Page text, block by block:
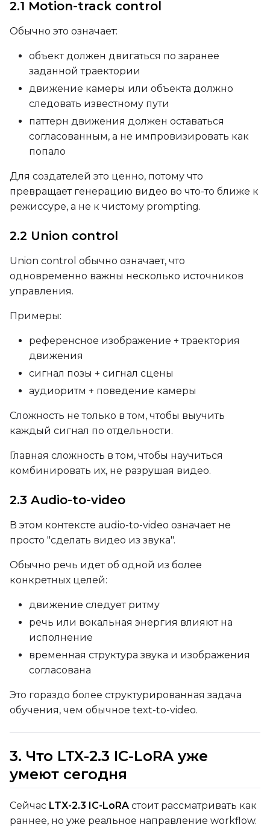
Caption Dropout Rate
Toggle
ToggleIs
Is Regularization
Toggle
Flipping
Toggle
Resolutions
SAMPLE
FlowMatch
Sample Steps
Width
2.1 Motion-track control
Обычно это означает:
объект должен двигаться по заранее
заданной траектории
движение камеры или объекта должно
следовать известному пути
паттерн движения должен оставаться
согласованным, а не импровизировать как
попало
Для создателей это ценно, потому что
превращает генерацию видео во что-то ближе к
режиссуре, а не к чистому prompting.
2.2 Union control
Union control обычно означает, что
одновременно важны несколько источников
управления.
Примеры:
референсное изображение + траектория
движения
сигнал позы + сигнал сцены
аудиоритм + поведение камеры
Сложность не только в том, чтобы выучить
каждый сигнал по отдельности.
Главная сложность в том, чтобы научиться
комбинировать их, не разрушая видео.
2.3 Audio-to-video
В этом контексте audio-to-video означает не
просто "сделать видео из звука".
Обычно речь идет об одной из более
конкретных целей:
движение следует ритму
речь или вокальная энергия влияют на
исполнение
временная структура звука и изображения
согласована
Это гораздо более структурированная задача
обучения, чем обычное text-to-video.
3. Что LTX-2.3 IC-LoRA уже
умеют сегодня
Сейчас LTX-2.3 IC-LoRA стоит рассматривать как
раннее, но уже реальное направление workflow.